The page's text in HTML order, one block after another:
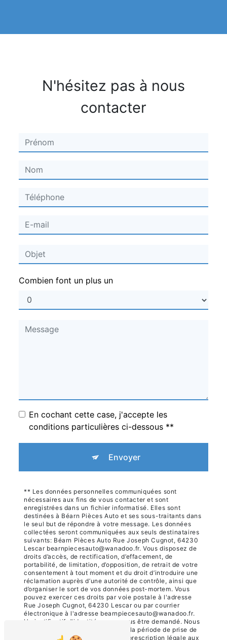
N'hésitez pas à nous
contacter
Combien font un plus un
En cochant cette case, j'accepte les
conditions particulières ci-dessous **
Envoyer
** Les données personnelles communiquées sont
nécessaires aux fins de vous contacter et sont
enregistrées dans un fichier informatisé. Elles sont
destinées à Béarn Pièces Auto et ses sous-traitants dans
le seul but de répondre à votre message. Les données
collectées seront communiquées aux seuls destinataires
suivants: Béarn Pièces Auto Rue Joseph Cugnot, 64230
Lescar bearnpiecesauto@wanadoo.fr. Vous disposez de
droits d’accès, de rectification, d’effacement, de
portabilité, de limitation, d’opposition, de retrait de votre
consentement à tout moment et du droit d’introduire une
réclamation auprès d’une autorité de contrôle, ainsi que
d’organiser le sort de vos données post-mortem. Vous
pouvez exercer ces droits par voie postale à l'adresse
Rue Joseph Cugnot, 64230 Lescar ou par courrier
électronique à l'adresse bearnpiecesauto@wanadoo.fr.
Un justificatif d'identité pourra vous être demandé. Nous
conservons vos données pendant la période de prise de
contact puis pendant la durée de prescription légale aux